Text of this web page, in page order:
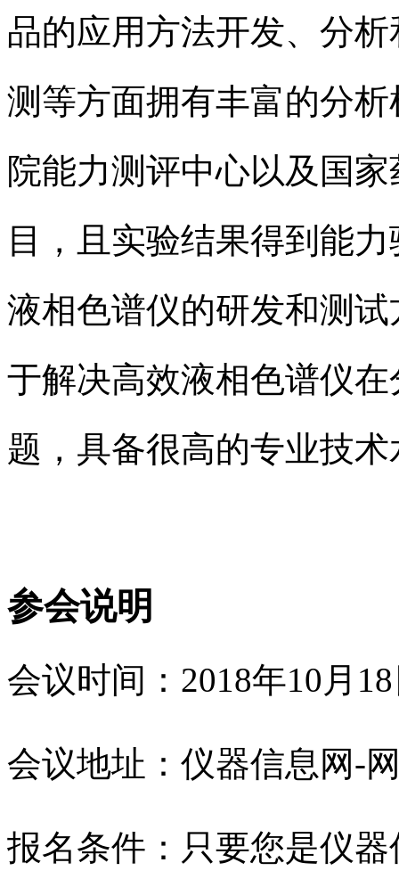
品的应用方法开发、分
测等方面拥有丰富的分
院能力测评中心以及国
目，且实验结果得到能
液相色谱仪的研发和测
于解决高效液相色谱仪
题，具备很高的专业技
参会说明
会议时间：2018年10月
会议地址：仪器信息网-
报名条件：只要您是仪